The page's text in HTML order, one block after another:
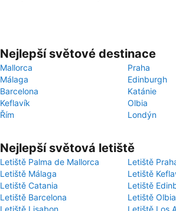
Nejlepší světové destinace
Mallorca
Praha
Málaga
Edinburgh
Barcelona
Katánie
Keflavík
Olbia
Řím
Londýn
Nejlepší světová letiště
Letiště Palma de Mallorca
Letiště
Letiště Málaga
Letiště
Letiště Catania
Letiště
Letiště Barcelona
Letiště Olbia
Letiště Lisabon
Letiště Los